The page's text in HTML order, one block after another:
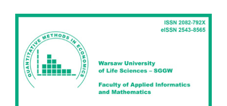
Sidebar